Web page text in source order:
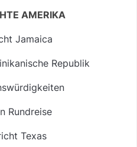
AMERIKA
Jamaica
Republik
Rundreise
Texas